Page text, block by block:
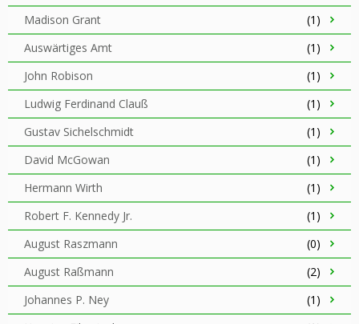
Madison Grant
(1)
Auswärtiges Amt
(1)
John Robison
(1)
Ludwig Ferdinand Clauß
(1)
Gustav Sichelschmidt
(1)
David McGowan
(1)
Hermann Wirth
(1)
Robert F. Kennedy Jr.
(1)
August Raszmann
(0)
August Raßmann
(2)
Johannes P. Ney
(1)